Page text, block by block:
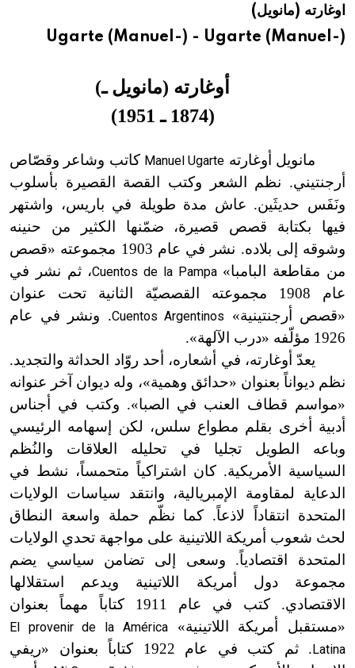
هيئة الموسوعة العربية تطلق موسوعات جديدة في عام 2026اوغارته (مانويل)
Ugarte (Manuel-) - Ugarte (Manuel-)
أوغارته (مانويل ـ)
(1874 ـ 1951 )
مانويل أوغارته Manuel Ugarte كاتب وشاعر وقصّاص
أرجنتيني. نظم الشعر وكتب القصة القصيرة بأسلوب
ونَفَس حديثَين. عاش مدة طويلة في باريس، واشتهر
فيها بكتابة قصص قصيرة، ضمّنها الكثير من حنينه
وشوقه إلى بلاده. نشر في عام 1903 مجموعته «قصص
من مقاطعة البامبا»Cuentos de la Pampa، ثم نشر في
عام 1908 مجموعته القصصيّة الثانية تحت عنوان
«قصص أرجنتينية»
Cuentos Argentinos. ونشر في عام
1926 مؤلّفه «درب الآلهة
»
.
يعدّ أوغارته، في أشعاره، أحد روّاد الحداثة والتجديد.
نظم ديواناً بعنوان «حدائق وهمية»، وله ديوان آخر عنوانه
«مواسم قطاف العنب في الصبا». وكتب في أجناس
أدبية أخرى بقلم مطواع سلس، لكن إسهامه الرئيسي
وباعه الطويل تجليا في تحليله العلاقات والنُظم
السياسية الأمريكية. كان اشتراكياً متحمساً، نشط في
الدعاية لمقاومة الإمبريالية، وانتقد سياسات الولايات
المتحدة انتقاداً لاذعاً. كما نظّم حملة واسعة النطاق
لحث شعوب أمريكة اللاتينية على مواجهة تحدي الولايات
المتحدة اقتصادياً. وسعى إلى تضامن سياسي يضم
مجموعة دول أمريكة اللاتينية ويدعم استقلالها
الاقتصادي. كتب في عام 1911 كتاباً مهماً بعنوان
«مستقبل أمريكة اللاتينية»El provenir de la América
Latina
. ثم كتب في عام 1922 كتاباً بعنوان «ريفي